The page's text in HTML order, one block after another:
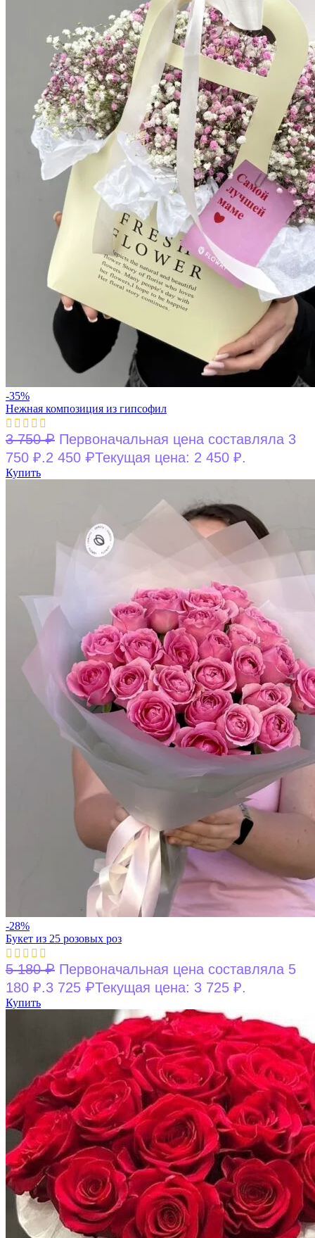
-35%
Нежная композиция из гипсофил
3 750₽ Первоначальная цена составляла 3
750 ₽.2 450 ₽Текущая цена: 2 450 ₽.
Купить
-28%
Букет из 25 розовых роз
5 180₽ Первоначальная цена составляла 5
180 ₽.3 725 ₽Текущая цена: 3 725 ₽.
Купить